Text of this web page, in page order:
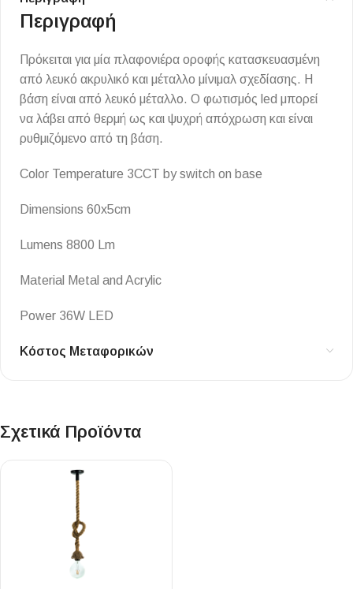
Περιγραφή
Πρόκειται για μία πλαφονιέρα οροφής κατασκευασμένη
από λευκό ακρυλικό και μέταλλο μίνιμαλ σχεδίασης. Η
βάση είναι από λευκό μέταλλο. Ο φωτισμός led μπορεί
να λάβει από θερμή ως και ψυχρή απόχρωση και είναι
ρυθμιζόμενο από τη βάση.
Color Temperature 3CCT by switch on base
Dimensions 60x5cm
Lumens 8800 Lm
Material Metal and Acrylic
Power 36W LED
Κόστος Μεταφορικών
Σχετικά Προϊόντα